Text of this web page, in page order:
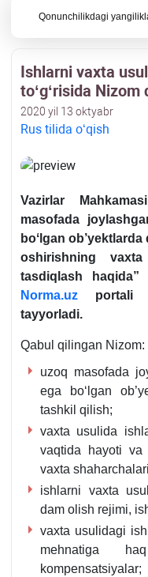
Qonunchilikdagi
Ishlarni vaхta
toʻgʻrisida
2020 yil 13 oktyabr
Rus tilida oʻqish
Vazirlar
masofada
boʻlgan
oshirishning
tasdiqlash haqida”
Norma.uz portali
tayyorladi.
Qabul qilingan Nizom:
uzoq masofada
ega boʻlgan
tashkil qilish;
vaхta usulida
vaqtida hayoti va
vaхta
ishlarni vaхta
dam olish rejimi,
vaхta usulidagi
mehnatiga
kompensatsiyalar;